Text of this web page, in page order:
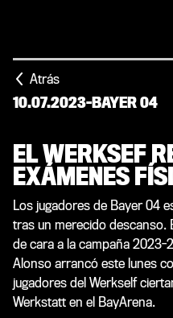
Atrás
10.07.2023-BAYER 04
EL WERKSEF
EXÁMENES
Los jugadores de Bayer 04
tras un merecido descanso.
de cara a la campaña 2023-
Alonso arrancó este lunes
jugadores del Werkself
Werkstatt en el BayArena.